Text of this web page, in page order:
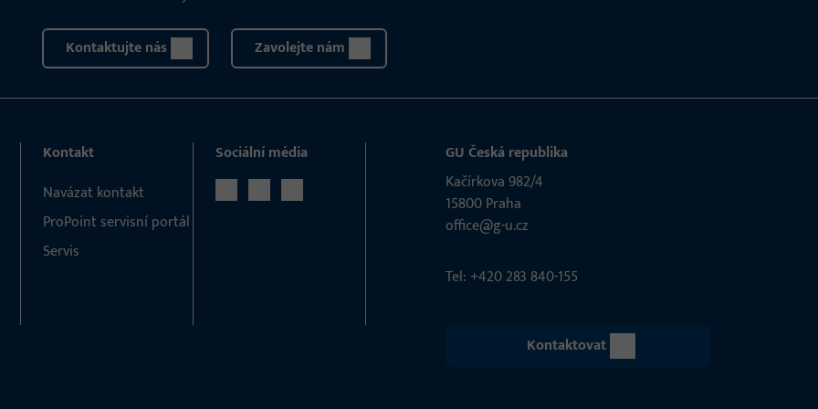
Kontaktujte nás Zavolejte nám
Kontakt
Navázat kontakt
ProPoint servisní portál
Servis
Sociální média
GU Česká republika
Kačírkova 982/4
15800 Praha
office@g-u.cz
Tel: +420 283 840-155
Kontaktovat